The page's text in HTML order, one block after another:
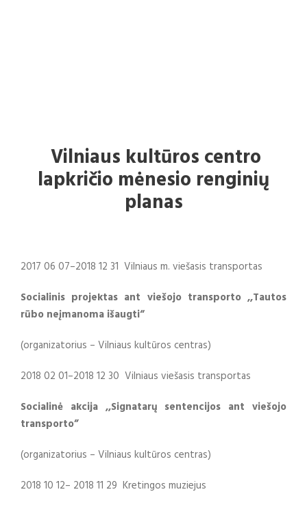
Vilniaus kultūros centro
lapkričio mėnesio renginių
planas
2017 06 07–2018 12 31 Vilniaus m. viešasis transportas
Socialinis projektas ant viešojo transporto ,,Tautos
rūbo neįmanoma išaugti“
(organizatorius – Vilniaus kultūros centras)
2018 02 01–2018 12 30 Vilniaus viešasis transportas
Socialinė akcija ,,Signatarų sentencijos ant viešojo
transporto”
(organizatorius – Vilniaus kultūros centras)
2018 10 12– 2018 11 29 Kretingos muziejus